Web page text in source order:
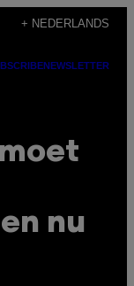
+ NEDERLANDS
NEWSLETTER
nu